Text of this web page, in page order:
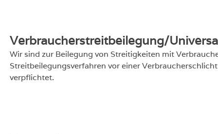
Verbraucherstreitbeilegung/
Wir sind zur Beilegung von Streitigkeiten mit
Streitbeilegungsverfahren vor einer
verpflichtet.